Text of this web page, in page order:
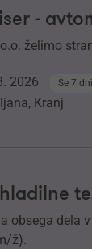
-
želimo
2026 Še 7 dni
Kranj
obsega dela
ž).